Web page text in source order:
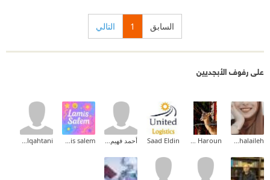
السابق 1 التالي
على رفوف الأبجديين
Ghadeer Y. Khalaileh
Amal Idris Haroun
Saad Eldin أحمد فهيم القاضى lamis salem
wedad alqahtani